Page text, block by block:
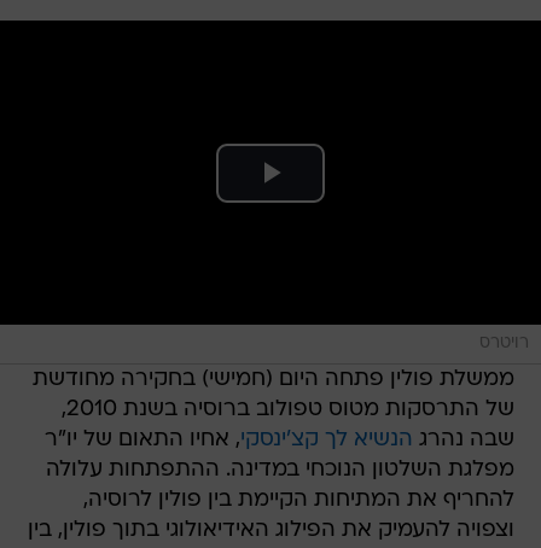
רויטרס
ממשלת פולין פתחה היום (חמישי) בחקירה מחודשת
של התרסקות מטוס טפולוב ברוסיה בשנת 2010,
שבה נהרג הנשיא לך קצ'ינסקי, אחיו התאום של יו"ר
מפלגת השלטון הנוכחי במדינה. ההתפתחות עלולה
להחריף את המתיחות הקיימת בין פולין לרוסיה,
וצפויה להעמיק את הפילוג האידיאולוגי בתוך פולין, בין